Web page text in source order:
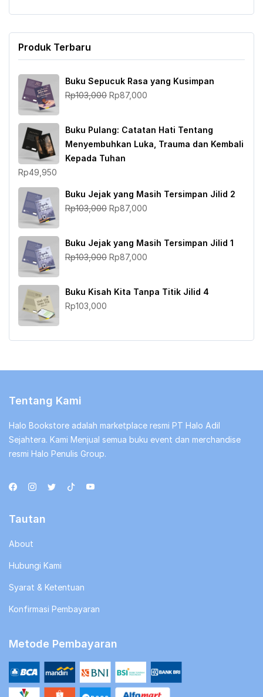
Produk Terbaru
Buku Sepucuk Rasa yang Kusimpan
Rp103,000 Harga
Rp103,000.
Rp87,000
Rp87,000.
Buku Pulang: Catatan Hati Tentang
Menyembuhkan Luka, Trauma dan Kembali
Kepada Tuhan
Rp49,950
Buku Jejak yang Masih Tersimpan Jilid 2
Rp103,000 Harga
Rp103,000.
Rp87,000
Buku Jejak yang Masih Tersimpan Jilid 1
Rp103,000 Harga
Rp103,000.
Rp87,000
adalah:
Buku Kisah Kita Tanpa Titik Jilid 4
Rp103,000
Tentang Kami
Halo Bookstore adalah marketplace resmi PT Halo Adil
Sejahtera. Kami Menjual semua buku event dan merchandise
resmi Halo Penulis Group.
Tautan
About
Hubungi Kami
Syarat & Ketentuan
Konfirmasi Pembayaran
Metode Pembayaran